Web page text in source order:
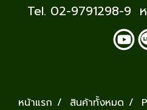
Tel. 02-9791298-9
หน้าแรก สินค้าทั้งหมด